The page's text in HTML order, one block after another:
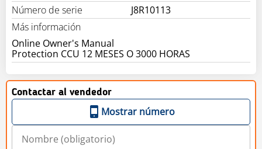
Número de serie
J8R10113
Más información
Online Owner's Manual
Protection CCU 12 MESES O 3000 HORAS
Contactar al vendedor
Mostrar número